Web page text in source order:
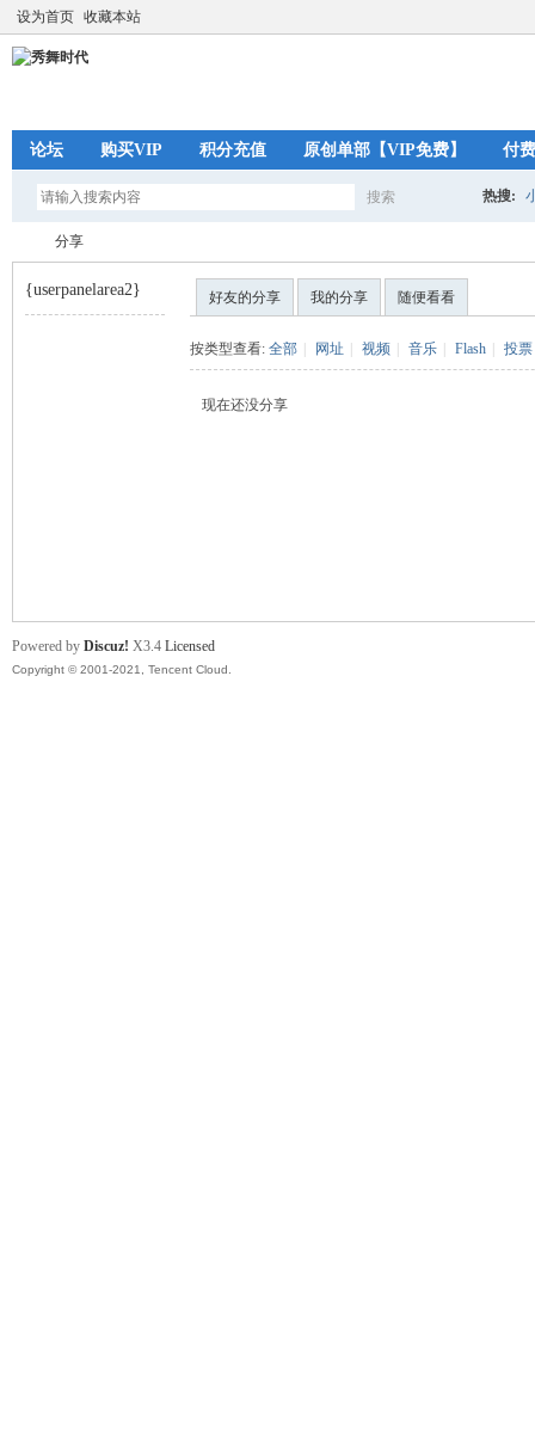
设为首页 收藏本站
论坛 购买VIP 积分充值 原创单部【VIP免费】 付
搜索 热搜:
分享
{userpanelarea2} 好友的分享 我的分享 随便看看
按类型查看: 全部 网址 视频 音乐 Flash 投票
现在还没分享
Powered by Discuz! X3.4 Licensed
Copyright © 2001-2021, Tencent Cloud.